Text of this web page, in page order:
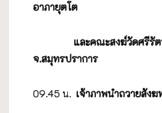
อาภายุตโต
และคณะสงฆ์วัดศรีรัตน
จ.สมุทรปราการ
09.45 น. เจ้าภาพนำถวายสัง